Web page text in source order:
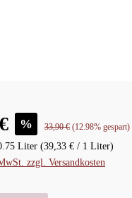
% Regulärer Preis:
33,90 € (12.98% gespart)
Liter (39,33 € / 1 Liter)
zzgl. Versandkosten